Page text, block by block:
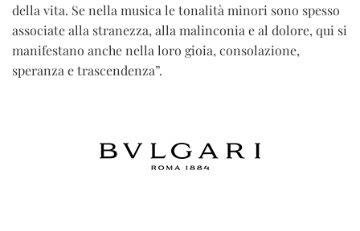
della vita. Se nella musica le tonalità minori sono spesso
associate alla stranezza, alla malinconia e al dolore, qui si
manifestano anche nella loro gioia, consolazione,
speranza e trascendenza”.